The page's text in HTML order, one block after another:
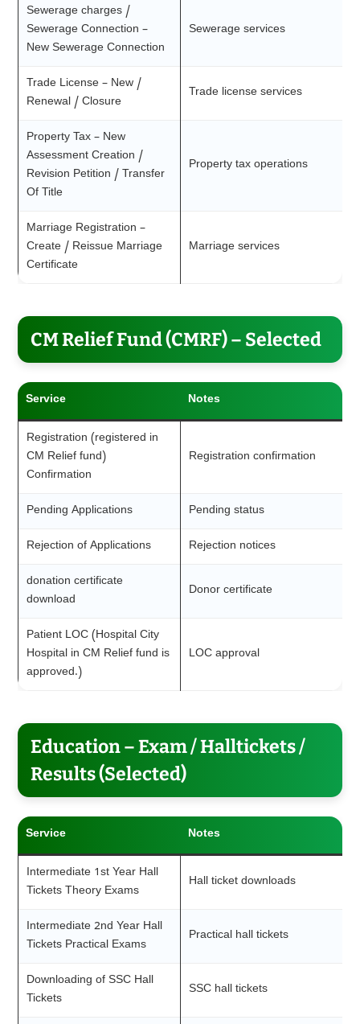
Sewerage charges /
Sewerage Connection –
New Sewerage Connection
Sewerage services
Trade License – New /
Renewal / Closure
Trade license services
Property Tax – New
Assessment Creation /
Revision Petition / Transfer
Of Title
Property tax operations
Marriage Registration –
Create / Reissue Marriage
Certificate
Marriage services
CM Relief Fund (CMRF) – Selected
Service Notes
Registration (registered in
CM Relief fund)
Confirmation
Registration confirmation
Pending Applications Pending status
Rejection of Applications Rejection notices
donation certificate
download
Donor certificate
Patient LOC (Hospital City
Hospital in CM Relief fund is
approved.)
LOC approval
Education – Exam / Halltickets /
Results (Selected)
Service Notes
Intermediate 1st Year Hall
Tickets Theory Exams
Hall ticket downloads
Intermediate 2nd Year Hall
Tickets Practical Exams
Practical hall tickets
Downloading of SSC Hall
Tickets
SSC hall tickets